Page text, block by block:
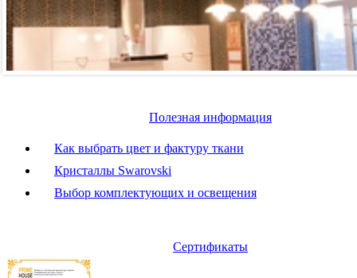
Полезная информация
Как выбрать цвет и фактуру ткани
Кристаллы Swarovski
Выбор комплектующих и освещения
Сертификаты